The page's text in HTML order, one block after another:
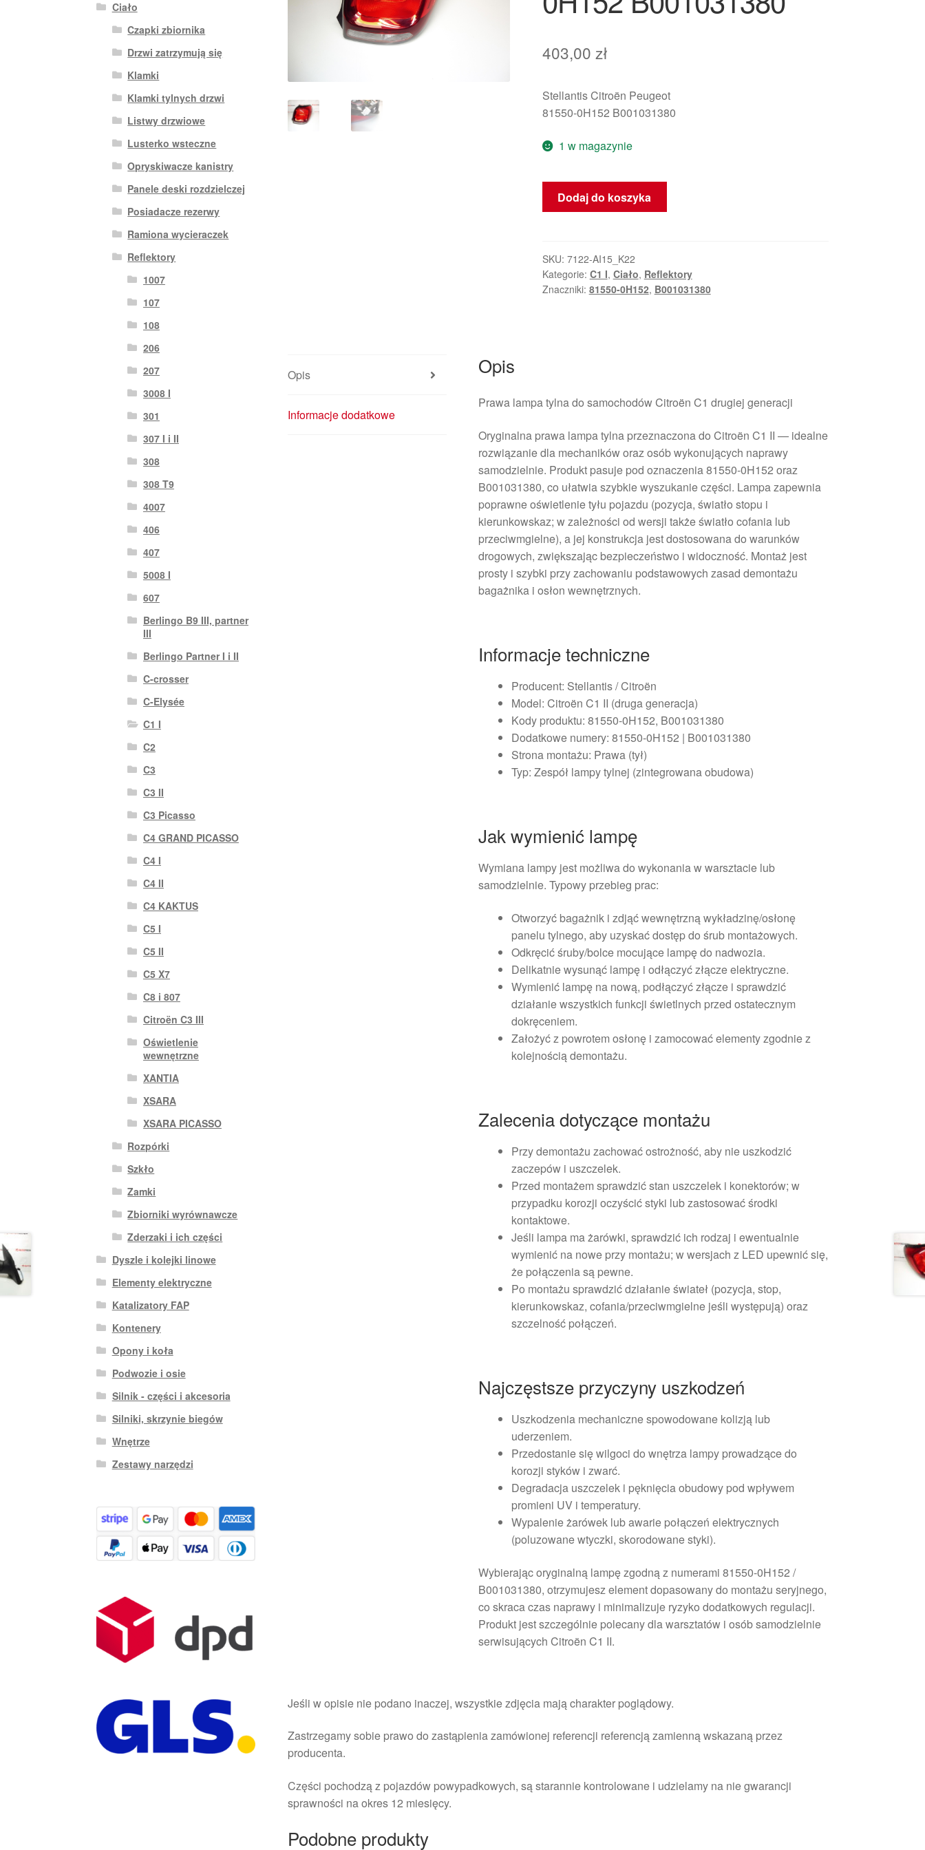
403,00 zł
Stellantis Citroën Peugeot
81550-0H152 B001031380
1 w magazynie
ilość
Prawa
Citroën
C1
II
Dodaj do koszyka
SKU: 7122-AI15_K22
Kategorie: C1 I, Ciało, Reflektory
Znaczniki: 81550-0H152, B001031380
Opis
Informacje dodatkowe
Opis
Prawa lampa tylna do samochodów Citroën C1 drugiej generacji
Oryginalna prawa lampa tylna przeznaczona do Citroën C1 II — idealne
rozwiązanie dla mechaników oraz osób wykonujących naprawy
samodzielnie. Produkt pasuje pod oznaczenia 81550-0H152 oraz
B001031380, co ułatwia szybkie wyszukanie części. Lampa zapewnia
poprawne oświetlenie tyłu pojazdu (pozycja, światło stopu i
kierunkowskaz; w zależności od wersji także światło cofania lub
przeciwmgielne), a jej konstrukcja jest dostosowana do warunków
drogowych, zwiększając bezpieczeństwo i widoczność. Montaż jest
prosty i szybki przy zachowaniu podstawowych zasad demontażu
bagażnika i osłon wewnętrznych.
Informacje techniczne
Producent: Stellantis / Citroën
Model: Citroën C1 II (druga generacja)
Kody produktu: 81550-0H152, B001031380
Dodatkowe numery: 81550-0H152 | B001031380
Strona montażu: Prawa (tył)
Typ: Zespół lampy tylnej (zintegrowana obudowa)
Jak wymienić lampę
Wymiana lampy jest możliwa do wykonania w warsztacie lub
samodzielnie. Typowy przebieg prac:
Otworzyć bagażnik i zdjąć wewnętrzną wykładzinę/osłonę
panelu tylnego, aby uzyskać dostęp do śrub montażowych.
Odkręcić śruby/bolce mocujące lampę do nadwozia.
Delikatnie wysunąć lampę i odłączyć złącze elektryczne.
Wymienić lampę na nową, podłączyć złącze i sprawdzić
działanie wszystkich funkcji świetlnych przed ostatecznym
dokręceniem.
Założyć z powrotem osłonę i zamocować elementy zgodnie z
kolejnością demontażu.
Zalecenia dotyczące montażu
Przy demontażu zachować ostrożność, aby nie uszkodzić
zaczepów i uszczelek.
Przed montażem sprawdzić stan uszczelek i konektorów; w
przypadku korozji oczyścić styki lub zastosować środki
kontaktowe.
Jeśli lampa ma żarówki, sprawdzić ich rodzaj i ewentualnie
wymienić na nowe przy montażu; w wersjach z LED upewnić się,
że połączenia są pewne.
Po montażu sprawdzić działanie świateł (pozycja, stop,
kierunkowskaz, cofania/przeciwmgielne jeśli występują) oraz
szczelność połączeń.
Najczęstsze przyczyny uszkodzeń
Uszkodzenia mechaniczne spowodowane kolizją lub
uderzeniem.
Przedostanie się wilgoci do wnętrza lampy prowadzące do
korozji styków i zwarć.
Degradacja uszczelek i pęknięcia obudowy pod wpływem
promieni UV i temperatury.
Wypalenie żarówek lub awarie połączeń elektrycznych
(poluzowane wtyczki, skorodowane styki).
Wybierając oryginalną lampę zgodną z numerami 81550-0H152 /
B001031380, otrzymujesz element dopasowany do montażu seryjnego,
co skraca czas naprawy i minimalizuje ryzyko dodatkowych regulacji.
Produkt jest szczególnie polecany dla warsztatów i osób samodzielnie
serwisujących Citroën C1 II.
Jeśli w opisie nie podano inaczej, wszystkie zdjęcia mają charakter poglądowy.
Zastrzegamy sobie prawo do zastąpienia zamówionej referencji referencją zamienną wskazaną przez
producenta.
Części pochodzą z pojazdów powypadkowych, są starannie kontrolowane i udzielamy na nie gwarancji
sprawności na okres 12 miesięcy.
Podobne produkty
Ciało
Czapki zbiornika
Drzwi zatrzymują się
Klamki
Klamki tylnych drzwi
Listwy drzwiowe
Lusterko wsteczne
Opryskiwacze kanistry
Panele deski rozdzielczej
Posiadacze rezerwy
Ramiona wycieraczek
Reflektory
1007
107
108
206
207
3008 I
301
307 I i II
308
308 T9
4007
406
407
5008 I
607
Berlingo B9 III, partner
III
Berlingo Partner I i II
C-crosser
C-Elysée
C1 I
C2
C3
C3 II
C3 Picasso
C4 GRAND PICASSO
C4 I
C4 II
C4 KAKTUS
C5 I
C5 II
C5 X7
C8 i 807
Citroën C3 III
Oświetlenie
wewnętrzne
XANTIA
XSARA
XSARA PICASSO
Rozpórki
Szkło
Zamki
Zbiorniki wyrównawcze
Zderzaki i ich części
Dyszle i kolejki linowe
Elementy elektryczne
Katalizatory FAP
Kontenery
Opony i koła
Podwozie i osie
Silnik - części i akcesoria
Silniki, skrzynie biegów
Wnętrze
Zestawy narzędzi